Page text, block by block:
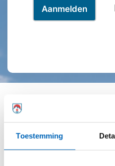
Toestemming
Feiten en Cijfers